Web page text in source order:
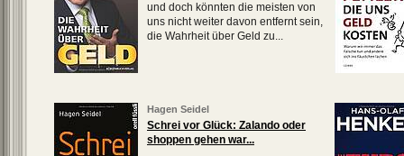
und doch könnten die meisten von
uns nicht weiter davon entfernt sein,
die Wahrheit über Geld zu...
Hagen Seidel
Schrei vor Glück: Zalando oder
shoppen gehen war...